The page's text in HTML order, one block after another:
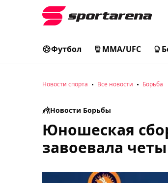
Футбол MMA/UFC
Новости спорта Все новости Борьба
Новости Борьбы
Юношеская
завоевала